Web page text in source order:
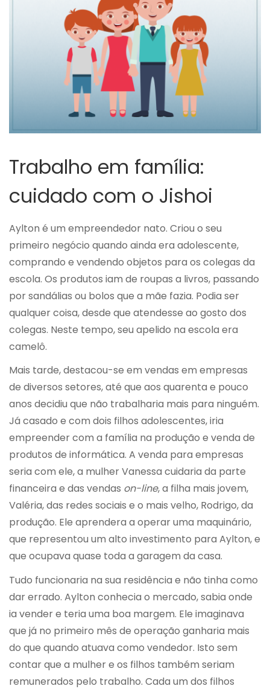
Trabalho em família:
cuidado com o Jishoi
Aylton é um empreendedor nato. Criou o seu
primeiro negócio quando ainda era adolescente,
comprando e vendendo objetos para os colegas da
escola. Os produtos iam de roupas a livros, passando
por sandálias ou bolos que a mãe fazia. Podia ser
qualquer coisa, desde que atendesse ao gosto dos
colegas. Neste tempo, seu apelido na escola era
camelô.
Mais tarde, destacou-se em vendas em empresas
de diversos setores, até que aos quarenta e pouco
anos decidiu que não trabalharia mais para ninguém.
Já casado e com dois filhos adolescentes, iria
empreender com a família na produção e venda de
produtos de informática. A venda para empresas
seria com ele, a mulher Vanessa cuidaria da parte
financeira e das vendas on-line, a filha mais jovem,
Valéria, das redes sociais e o mais velho, Rodrigo, da
produção. Ele aprendera a operar uma maquinário,
que representou um alto investimento para Aylton, e
que ocupava quase toda a garagem da casa.
Tudo funcionaria na sua residência e não tinha como
dar errado. Aylton conhecia o mercado, sabia onde
ia vender e teria uma boa margem. Ele imaginava
que já no primeiro mês de operação ganharia mais
do que quando atuava como vendedor. Isto sem
contar que a mulher e os filhos também seriam
remunerados pelo trabalho. Cada um dos filhos